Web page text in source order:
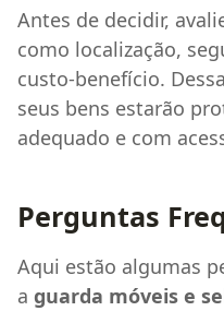
Antes de decidir,
como localização,
custo-benefício.
seus bens estarão
adequado e com
Perguntas
Aqui estão algumas
a guarda móveis e